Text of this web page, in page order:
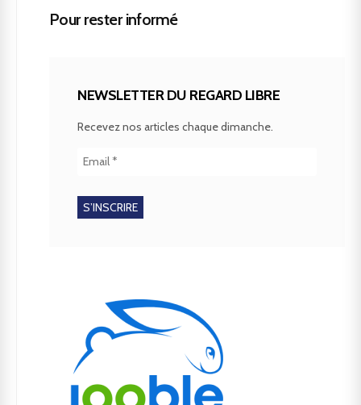
Pour rester informé
NEWSLETTER DU REGARD LIBRE
Recevez nos articles chaque dimanche.